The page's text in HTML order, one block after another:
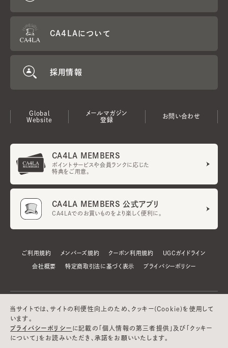
CA4LAについて
採用情報
Global
Website
メールマガジン
登録
お問い合わせ
CA4LA MEMBERS
ポイントサービスや会員ランクに応じた
特典をご用意。
CA4LA MEMBERS 公式アプリ
CA4LAでのお買いものをより楽しく便利に。
ご利用規約 メンバーズ規約 クーポン利用規約 UGCガイドライン
会社概要 特定商取引法に基づく表示 プライバシーポリシー
当サイトでは、サイトの利便性向上のため、クッキー(Cookie)を使用して
います。
プライバシーポリシー に記載の「個人情報の第三者提供」及び「クッキー
について」をお読みいただき、承諾をお願いいたします。